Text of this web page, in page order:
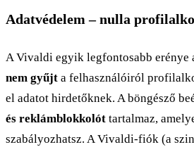
Adatvédelem – nulla
A Vivaldi egyik legfontosabb erénye
nem gyűjt a felhasználóiról
el adatot hirdetőknek. A böngésző
és reklámblokkolót tartalmaz,
szabályozhatsz. A Vivaldi-fiók (a